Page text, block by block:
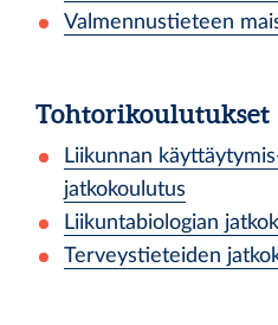
Valmennustieteen
Tohtorikoulutukset
Liikunnan
jatkokoulutus
Liikuntabiologian
Terveystieteiden